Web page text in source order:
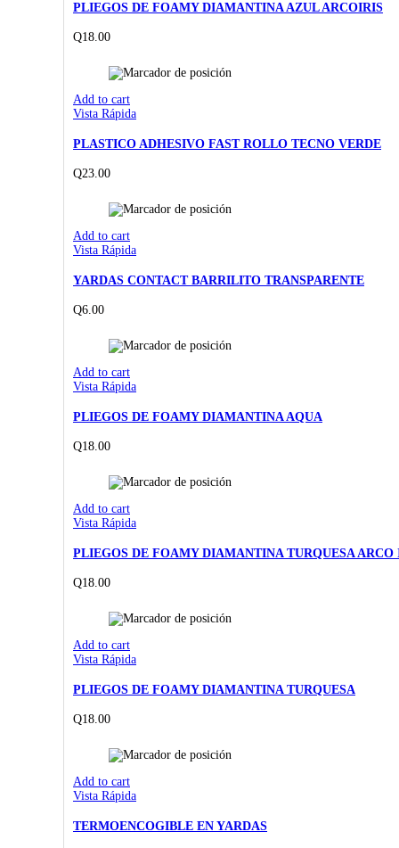
PLIEGOS DE FOAMY DIAMANTINA AZUL ARCOIRIS
Q18.00
Add to cart
Vista Rápida
PLASTICO ADHESIVO FAST ROLLO TECNO VERDE
Q23.00
Add to cart
Vista Rápida
YARDAS CONTACT BARRILITO TRANSPARENTE
Q6.00
Add to cart
Vista Rápida
PLIEGOS DE FOAMY DIAMANTINA AQUA
Q18.00
Add to cart
Vista Rápida
PLIEGOS DE FOAMY DIAMANTINA TURQUESA ARCO
Q18.00
Add to cart
Vista Rápida
PLIEGOS DE FOAMY DIAMANTINA TURQUESA
Q18.00
Add to cart
Vista Rápida
TERMOENCOGIBLE EN YARDAS